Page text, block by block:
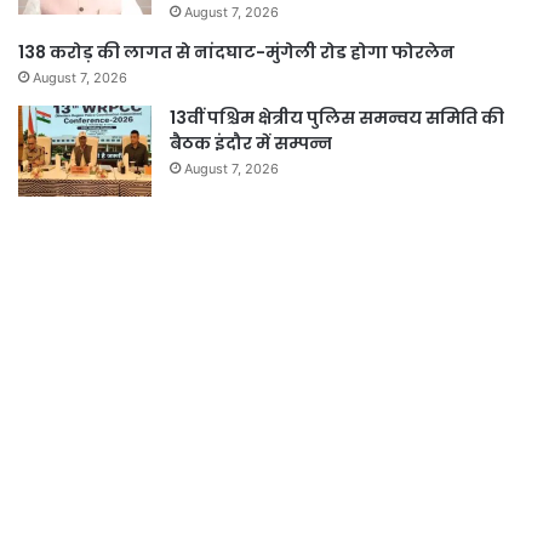
August 7, 2026
138 करोड़ की लागत से नांदघाट-मुंगेली रोड होगा फोरलेन
August 7, 2026
13वीं पश्चिम क्षेत्रीय पुलिस समन्वय समिति की
बैठक इंदौर में सम्पन्न
August 7, 2026